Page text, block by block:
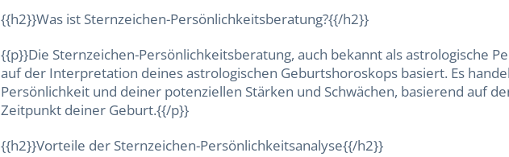
{{h2}}Was ist Sternzeichen-Persönlichkeitsberatung?{{/h2}}
{{p}}Die Sternzeichen-Persönlichkeitsberatung, auch bekannt als astrologische
auf der Interpretation deines astrologischen Geburtshoroskops basiert. Es
Persönlichkeit und deiner potenziellen Stärken und Schwächen, basierend auf
Zeitpunkt deiner Geburt.{{/p}}
{{h2}}Vorteile der Sternzeichen-Persönlichkeitsanalyse{{/h2}}